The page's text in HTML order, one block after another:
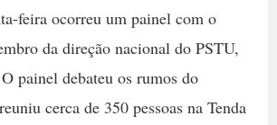
feira ocorreu um painel com o
da direção nacional do PSTU,
painel debateu os rumos do
cerca de 350 pessoas na Tenda